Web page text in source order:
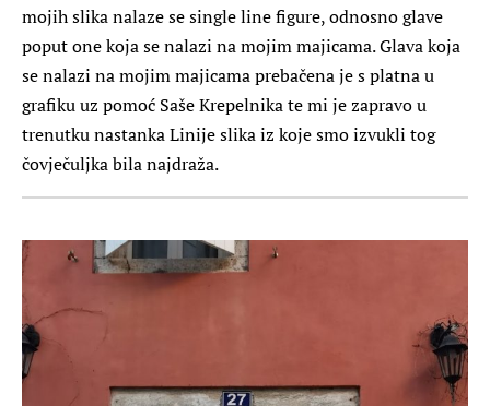
mojih slika nalaze se single line figure, odnosno glave
poput one koja se nalazi na mojim majicama. Glava koja
se nalazi na mojim majicama prebačena je s platna u
grafiku uz pomoć Saše Krepelnika te mi je zapravo u
trenutku nastanka Linije slika iz koje smo izvukli tog
čovječuljka bila najdraža.